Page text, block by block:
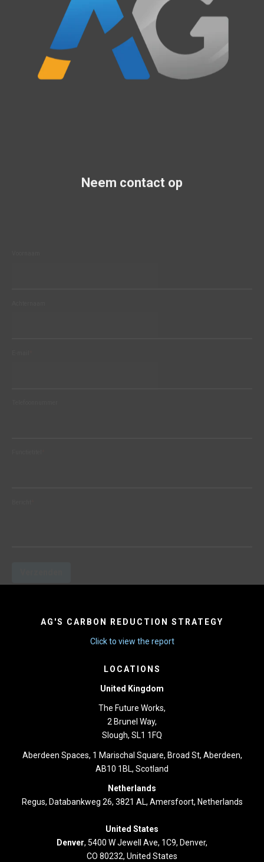
Neem contact op
AG'S CARBON REDUCTION STRATEGY
Click to view the report
LOCATIONS
United Kingdom
The Future Works,
2 Brunel Way,
Slough, SL1 1FQ
Aberdeen Spaces, 1 Marischal Square, Broad St, Aberdeen,
AB10 1BL, Scotland
Netherlands
Regus, Databankweg 26, 3821 AL, Amersfoort, Netherlands
United States
Denver, 5400 W Jewell Ave, 1C9, Denver,
CO 80232, United States